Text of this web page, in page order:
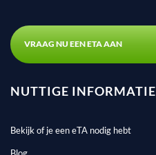
VRAAG NU EEN ETA AAN
NUTTIGE INFORMATIE
Bekijk of je een eTA nodig hebt